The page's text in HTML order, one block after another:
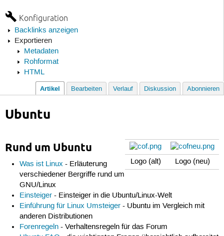
Konfiguration
Backlinks anzeigen
Exportieren
Metadaten
Rohformat
HTML
Artikel Bearbeiten Verlauf Diskussion Abonnieren
Ubuntu
Logo (alt) Logo (neu)
Rund um Ubuntu
Was ist Linux - Erläuterung
verschiedener Bergriffe rund um
GNU/Linux
Einsteiger - Einsteiger in die Ubuntu/Linux-Welt
Einführung für Linux Umsteiger - Ubuntu im Vergleich mit
anderen Distributionen
Forenregeln - Verhaltensregeln für das Forum